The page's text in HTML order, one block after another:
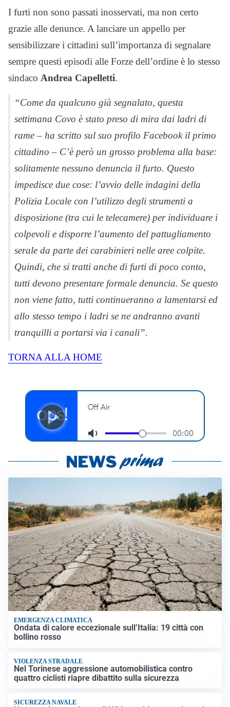
I furti non sono passati inosservati, ma non certo
grazie alle denunce. A lanciare un appello per
sensibilizzare i cittadini sull’importanza di segnalare
sempre questi episodi alle Forze dell’ordine è lo stesso
sindaco Andrea Capelletti.
“Come da qualcuno già segnalato, questa
settimana Covo è stato preso di mira dai ladri di
rame – ha scritto sul suo profilo Facebook il primo
cittadino – C’è però un grosso problema alla base:
solitamente nessuno denuncia il furto. Questo
impedisce due cose: l’avvio delle indagini della
Polizia Locale con l’utilizzo degli strumenti a
disposizione (tra cui le telecamere) per individuare i
colpevoli e disporre l’aumento del pattugliamento
serale da parte dei carabinieri nelle aree colpite.
Quindi, che si tratti anche di furti di poco conto,
tutti devono presentare formale denuncia. Se questo
non viene fatto, tutti continueranno a lamentarsi ed
allo stesso tempo i ladri se ne andranno avanti
tranquilli a portarsi via i canali”.
TORNA ALLA HOME
EMERGENZA CLIMATICA
Ondata di calore eccezionale sull’Italia: 19 città con
bollino rosso
VIOLENZA STRADALE
Nel Torinese aggressione automobilistica contro
quattro ciclisti riapre dibattito sulla sicurezza
SICUREZZA NAVALE